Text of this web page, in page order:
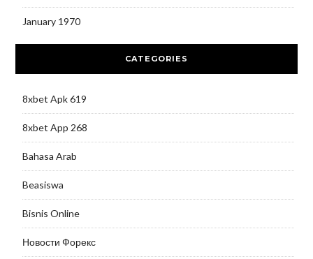
January 1970
CATEGORIES
8xbet Apk 619
8xbet App 268
Bahasa Arab
Beasiswa
Bisnis Online
Новости Форекс